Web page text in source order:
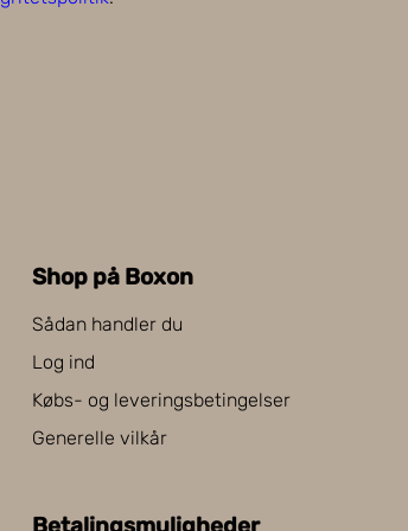
Shop på Boxon
Sådan handler du
Log ind
Købs- og leveringsbetingelser
Generelle vilkår